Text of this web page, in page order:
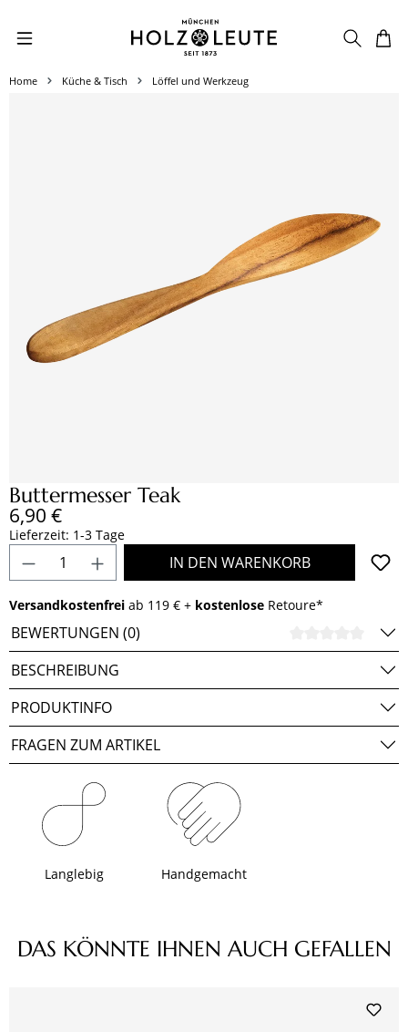
Zum Hauptinhalt springen
Home Küche & Tisch Löffel und Werkzeug
Buttermesser Teak
Regulärer Preis:
6,90 €
Lieferzeit: 1-3 Tage
Produkt Anzahl: Gib den gewünschten
IN DEN WARENKORB
Versandkostenfrei ab 119 € + kostenlose Retoure*
BEWERTUNGEN (0)
BESCHREIBUNG
PRODUKTINFO
FRAGEN ZUM ARTIKEL
Langlebig Handgemacht
Produktgalerie überspringen
DAS KÖNNTE IHNEN AUCH GEFALLEN